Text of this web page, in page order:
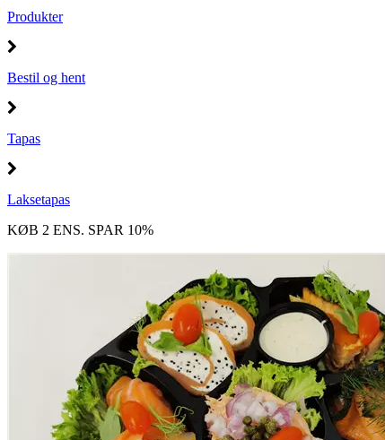
Produkter
Bestil og hent
Tapas
Laksetapas
KØB 2 ENS. SPAR 10%